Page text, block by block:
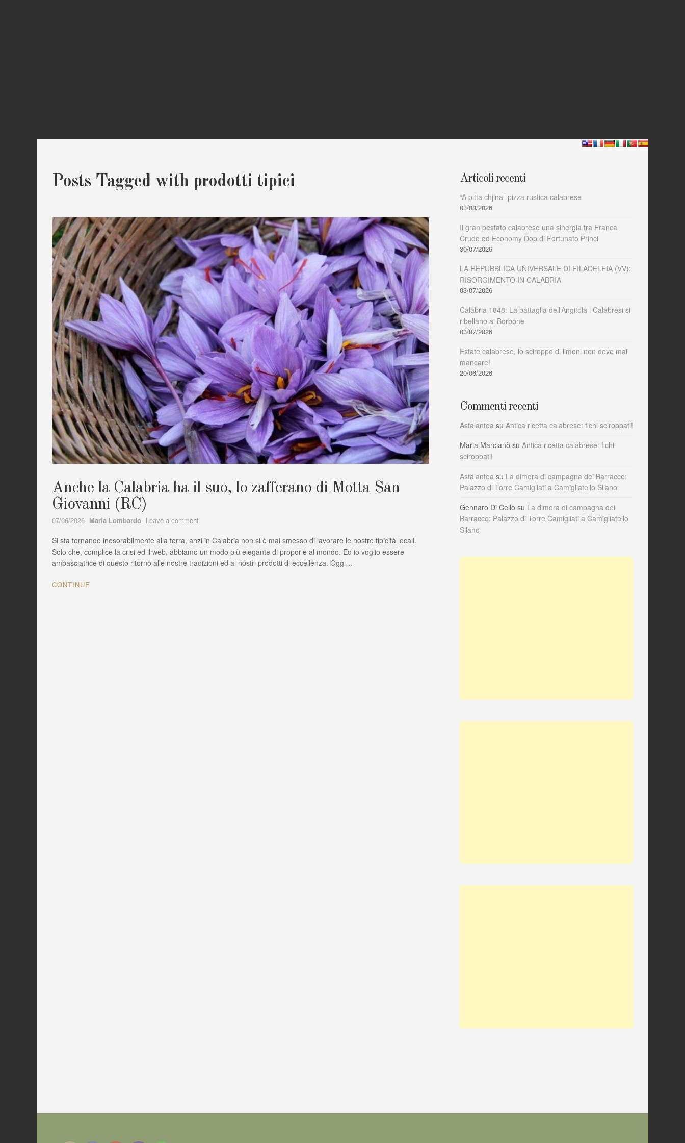
Posts Tagged with prodotti tipici
Anche la Calabria ha il suo, lo zafferano di Motta San
Giovanni (RC)
07/06/2026 Author
Maria Lombardo Leave a comment
la
Calabria
ha
Si sta tornando inesorabilmente alla terra, anzi in Calabria non si è mai smesso di lavorare le nostre tipicità locali.
Solo che, complice la crisi ed il web, abbiamo un modo più elegante di proporle al mondo. Ed io voglio essere
ambasciatrice di questo ritorno alle nostre tradizioni ed ai nostri prodotti di eccellenza. Oggi…
CONTINUE
Articoli recenti
“A pitta chjina” pizza rustica calabrese
03/08/2026
Il gran pestato calabrese una sinergia tra Franca
Crudo ed Economy Dop di Fortunato Princi
30/07/2026
LA REPUBBLICA UNIVERSALE DI FILADELFIA (VV):
RISORGIMENTO IN CALABRIA
03/07/2026
Calabria 1848: La battaglia dell’Angitola i Calabresi si
ribellano ai Borbone
03/07/2026
Estate calabrese, lo sciroppo di limoni non deve mai
mancare!
20/06/2026
Commenti recenti
Asfalantea su Antica ricetta calabrese: fichi sciroppati!
Maria Marcianò su Antica ricetta calabrese: fichi
sciroppati!
Asfalantea su La dimora di campagna dei Barracco:
Palazzo di Torre Camigliati a Camigliatello Silano
Gennaro Di Cello su La dimora di campagna dei
Barracco: Palazzo di Torre Camigliati a Camigliatello
Silano